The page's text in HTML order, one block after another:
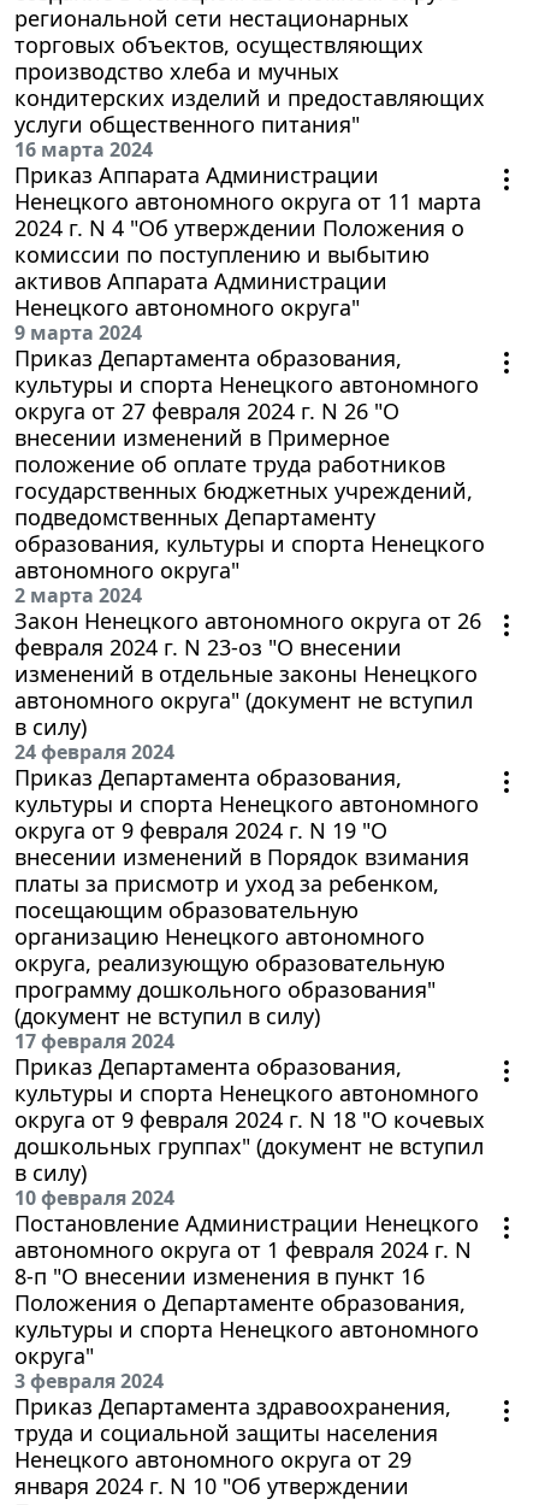
региональной сети нестационарных
торговых объектов, осуществляющих
производство хлеба и мучных
кондитерских изделий и предоставляющих
услуги общественного питания"
16 марта 2024
Приказ Аппарата Администрации
Ненецкого автономного округа от 11 марта
2024 г. N 4 "Об утверждении Положения о
комиссии по поступлению и выбытию
активов Аппарата Администрации
Ненецкого автономного округа"
9 марта 2024
Приказ Департамента образования,
культуры и спорта Ненецкого автономного
округа от 27 февраля 2024 г. N 26 "О
внесении изменений в Примерное
положение об оплате труда работников
государственных бюджетных учреждений,
подведомственных Департаменту
образования, культуры и спорта Ненецкого
автономного округа"
2 марта 2024
Закон Ненецкого автономного округа от 26
февраля 2024 г. N 23-оз "О внесении
изменений в отдельные законы Ненецкого
автономного округа" (документ не вступил
в силу)
24 февраля 2024
Приказ Департамента образования,
культуры и спорта Ненецкого автономного
округа от 9 февраля 2024 г. N 19 "О
внесении изменений в Порядок взимания
платы за присмотр и уход за ребенком,
посещающим образовательную
организацию Ненецкого автономного
округа, реализующую образовательную
программу дошкольного образования"
(документ не вступил в силу)
17 февраля 2024
Приказ Департамента образования,
культуры и спорта Ненецкого автономного
округа от 9 февраля 2024 г. N 18 "О кочевых
дошкольных группах" (документ не вступил
в силу)
10 февраля 2024
Постановление Администрации Ненецкого
автономного округа от 1 февраля 2024 г. N
8-п "О внесении изменения в пункт 16
Положения о Департаменте образования,
культуры и спорта Ненецкого автономного
округа"
3 февраля 2024
Приказ Департамента здравоохранения,
труда и социальной защиты населения
Ненецкого автономного округа от 29
января 2024 г. N 10 "Об утверждении